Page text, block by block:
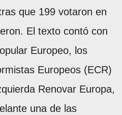
que 199 votaron en
El texto contó con
Europeo, los
Europeos (ECR)
Renovar Europa,
una de las